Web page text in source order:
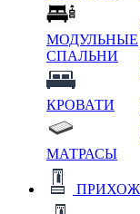
МОДУЛЬНЫЕ
СПАЛЬНИ
КРОВАТИ
МАТРАСЫ